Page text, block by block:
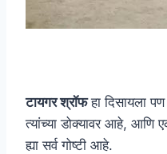
टायगर श्रॉफहा दिसायला
त्यांच्या डोक्यावर आहे, आणि
ह्या सर्व गोष्टी आहे.